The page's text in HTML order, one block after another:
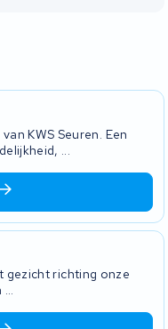
KWS Seuren. Een
...
gezicht richting onze